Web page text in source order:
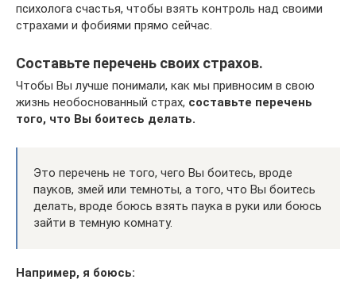
психолога счастья, чтобы взять контроль над своими
страхами и фобиями прямо сейчас.
Составьте перечень своих страхов.
Чтобы Вы лучше понимали, как мы привносим в свою
жизнь необоснованный страх, составьте перечень
того, что Вы боитесь делать.
Это перечень не того, чего Вы боитесь, вроде
пауков, змей или темноты, а того, что Вы боитесь
делать, вроде боюсь взять паука в руки или боюсь
зайти в темную комнату.
Например, я боюсь: